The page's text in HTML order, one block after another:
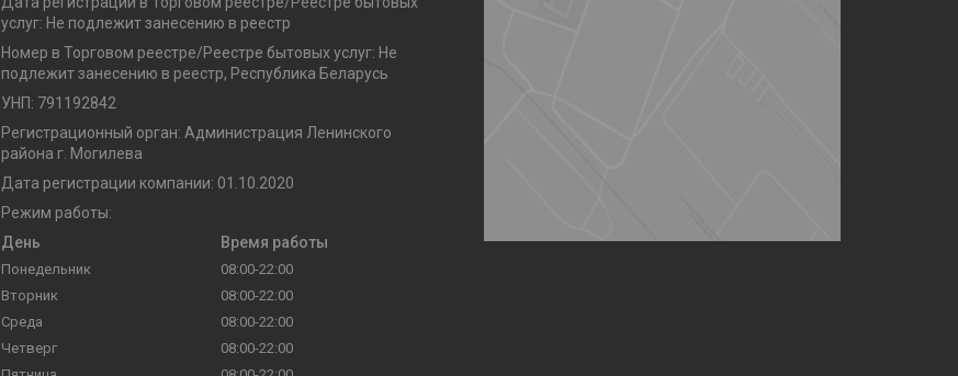
услуг: Не подлежит занесению в реестр
Номер в Торговом реестре/Реестре бытовых услуг: Не
подлежит занесению в реестр, Республика Беларусь
УНП: 791192842
Регистрационный орган: Администрация Ленинского
района г. Могилева
Дата регистрации компании: 01.10.2020
Режим работы:
День
Время работы
Понедельник
08:00-22:00
Вторник
08:00-22:00
Среда
08:00-22:00
Четверг
08:00-22:00